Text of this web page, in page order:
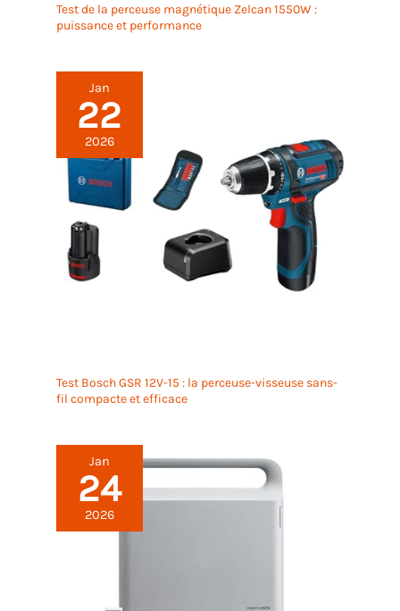
Test de la perceuse magnétique Zelcan 1550W :
puissance et performance
Jan
22
2026
Test Bosch GSR 12V-15 : la perceuse-visseuse sans-
fil compacte et efficace
Jan
24
2026